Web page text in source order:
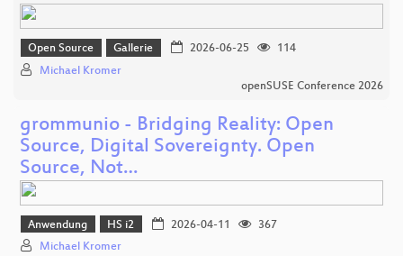
Open Source Gallerie 2026-06-25
114
Michael Kromer
openSUSE Conference 2026
grommunio - Bridging Reality: Open
Source, Digital Sovereignty. Open
Source, Not…
Anwendung HS i2 2026-04-11
367
Michael Kromer